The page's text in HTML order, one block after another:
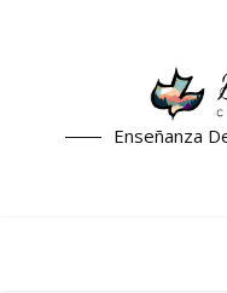
Enseñanza